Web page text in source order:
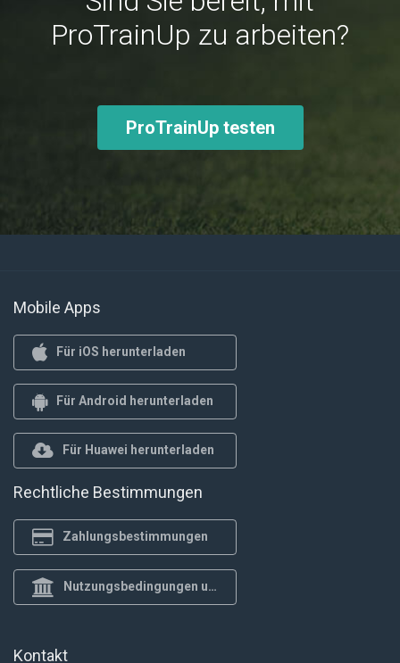
ProTrainUp zu arbeiten?
ProTrainUp testen
Mobile Apps
Für iOS herunterladen
Für Android herunterladen
Für Huawei herunterladen
Rechtliche Bestimmungen
Zahlungsbestimmungen
Nutzungsbedingungen und Datenschutzrichtlinie
Kontakt